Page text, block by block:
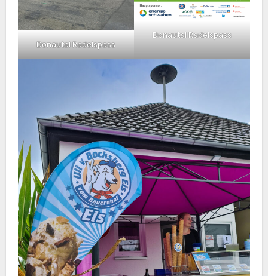
Donautal Radelspass
Donautal Radelspass